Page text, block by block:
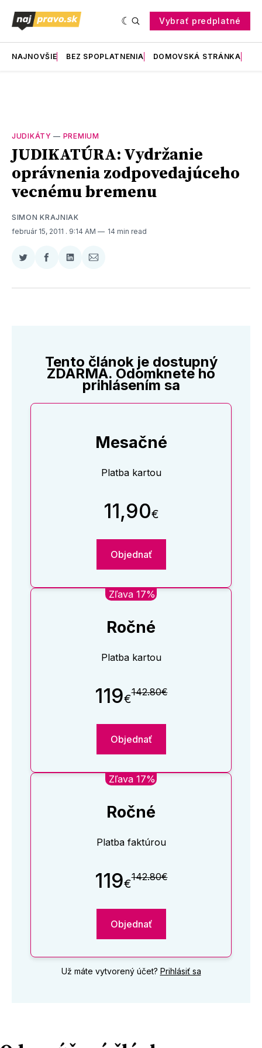
Vybrať predplatné
NAJNOVŠIE BEZ SPOPLATNENIA DOMOVSKÁ STRÁNKA
JUDIKÁTY — PREMIUM
JUDIKATÚRA: Vydržanie
oprávnenia zodpovedajúceho
vecnému bremenu
SIMON KRAJNIAK
február 15, 2011 . 9:14 AM 14 min read
Zdieľať
Twitter
Zdieľať
Facebooku
Zdieľať
LinkedIne
Zdieľať
E-
Tento článok je dostupný
ZDARMA. Odomknete ho
prihlásením sa
Mesačné
Platba kartou
11,90€
Objednať
Zľava 17%
Ročné
Platba kartou
119€142.80€
Objednať
Zľava 17%
Ročné
Platba faktúrou
119€142.80€
Objednať
Už máte vytvorený účet? Prihlásiť sa